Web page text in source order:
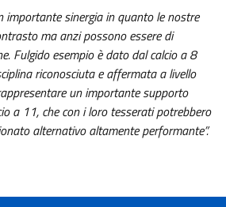
importante sinergia in quanto le nostre
ma anzi possono essere di
Fulgido esempio è dato dal calcio a 8
riconosciuta e affermata a livello
un importante supporto
a 11, che con i loro tesserati potrebbero
alternativo altamente performante”.